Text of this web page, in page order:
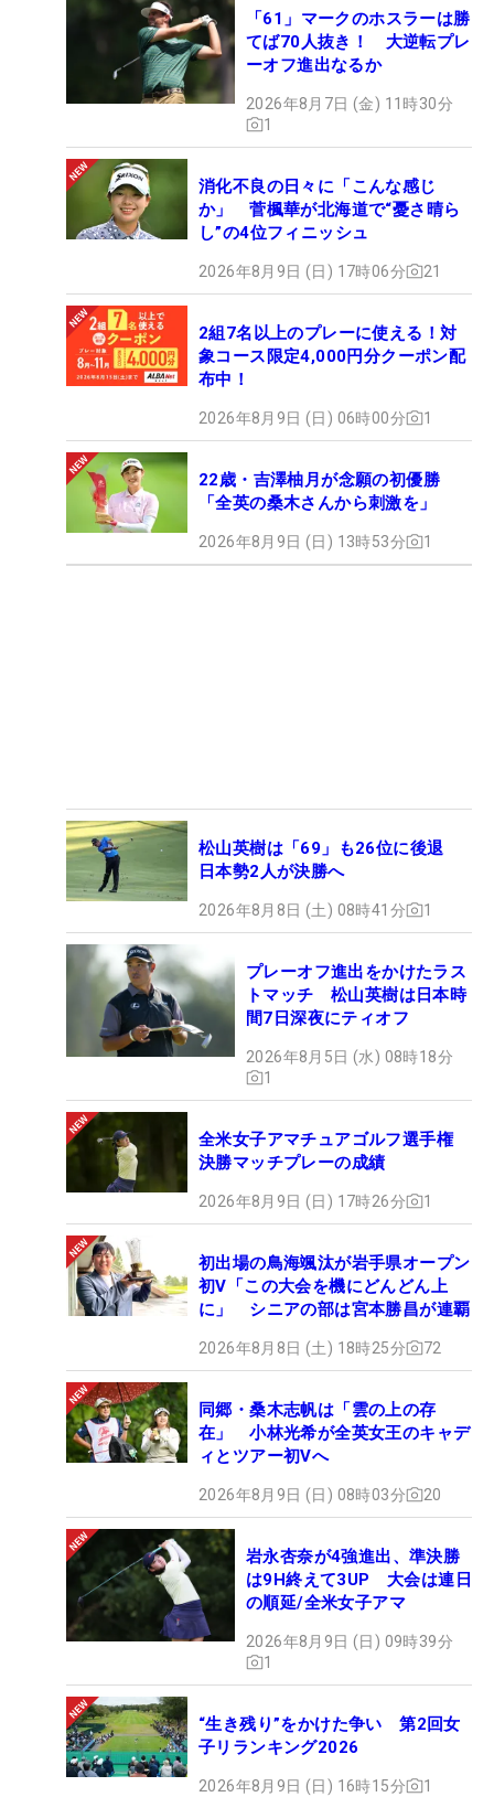
「61」マークのホスラーは勝
てば70人抜き！ 大逆転プレ
ーオフ進出なるか
2026年8月7日 (金) 11時30分
1
消化不良の日々に「こんな感じ
か」 菅楓華が北海道で“憂さ晴ら
し”の4位フィニッシュ
2026年8月9日 (日) 17時06分 21
2組7名以上のプレーに使える！対
象コース限定4,000円分クーポン配
布中！
2026年8月9日 (日) 06時00分 1
22歳・吉澤柚月が念願の初優勝
「全英の桑木さんから刺激を」
2026年8月9日 (日) 13時53分 1
松山英樹は「69」も26位に後退
日本勢2人が決勝へ
2026年8月8日 (土) 08時41分 1
プレーオフ進出をかけたラス
トマッチ 松山英樹は日本時
間7日深夜にティオフ
2026年8月5日 (水) 08時18分
1
全米女子アマチュアゴルフ選手権
決勝マッチプレーの成績
2026年8月9日 (日) 17時26分 1
初出場の鳥海颯汰が岩手県オープン
初V「この大会を機にどんどん上
に」 シニアの部は宮本勝昌が連覇
2026年8月8日 (土) 18時25分 72
同郷・桑木志帆は「雲の上の存
在」 小林光希が全英女王のキャデ
ィとツアー初Vへ
2026年8月9日 (日) 08時03分 20
岩永杏奈が4強進出、準決勝
は9H終えて3UP 大会は連日
の順延/全米女子アマ
2026年8月9日 (日) 09時39分
1
“生き残り”をかけた争い 第2回女
子リランキング2026
2026年8月9日 (日) 16時15分 1